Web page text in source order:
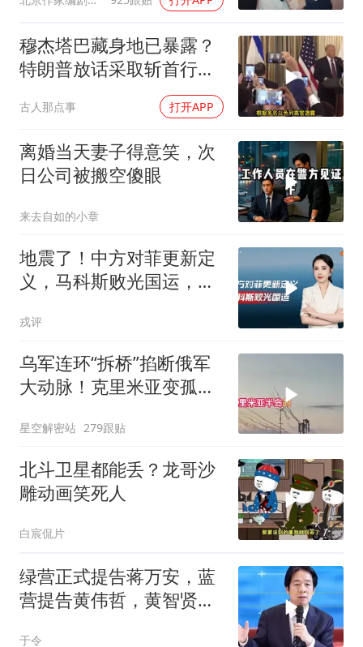
穆杰塔巴藏身地已暴露？
特朗普放话采取斩首行
动，美军机又被击落
古人那点事 打开APP
离婚当天妻子得意笑，次
日公司被搬空傻眼
来去自如的小章
地震了！中方对菲更新定
义，马科斯败光国运，还
戎评
乌军连环“拆桥”掐断俄军
大动脉！克里米亚变孤
家”？
星空解密站 279跟贴
北斗卫星都能丢？龙哥沙
雕动画笑死人
白宸侃片
绿营正式提告蒋万安，蓝
营提告黄伟哲，黄智贤不
于令